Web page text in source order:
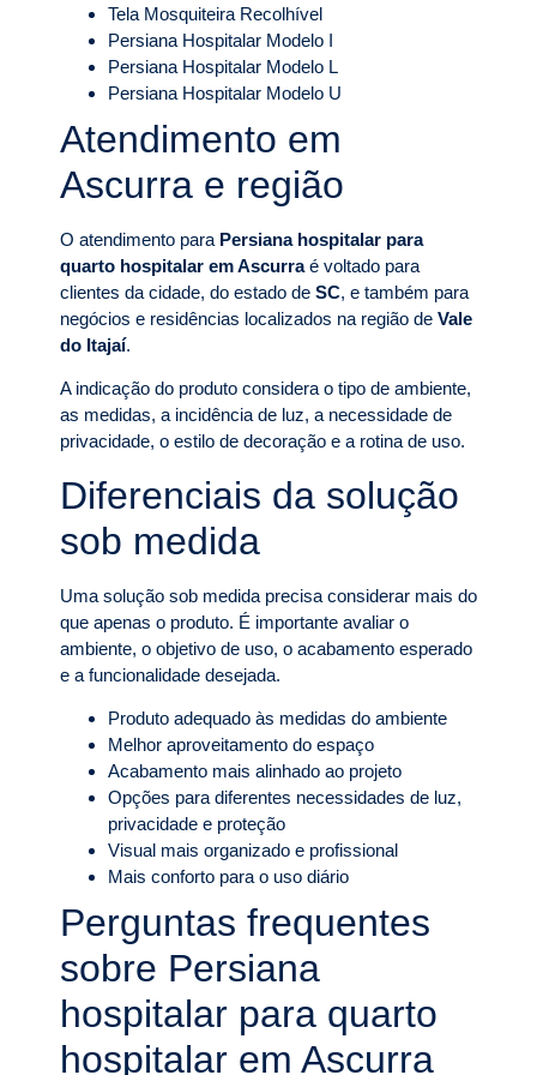
Tela Mosquiteira Recolhível
Persiana Hospitalar Modelo I
Persiana Hospitalar Modelo L
Persiana Hospitalar Modelo U
Atendimento em
Ascurra e região
O atendimento para Persiana hospitalar para
quarto hospitalar em Ascurraé voltado para
clientes da cidade, do estado de SC, e também para
negócios e residências localizados na região de Vale
do Itajaí.
A indicação do produto considera o tipo de ambiente,
as medidas, a incidência de luz, a necessidade de
privacidade, o estilo de decoração e a rotina de uso.
Diferenciais da solução
sob medida
Uma solução sob medida precisa considerar mais do
que apenas o produto. É importante avaliar o
ambiente, o objetivo de uso, o acabamento esperado
e a funcionalidade desejada.
Produto adequado às medidas do ambiente
Melhor aproveitamento do espaço
Acabamento mais alinhado ao projeto
Opções para diferentes necessidades de luz,
privacidade e proteção
Visual mais organizado e profissional
Mais conforto para o uso diário
Perguntas frequentes
sobre Persiana
hospitalar para quarto
hospitalar em Ascurra